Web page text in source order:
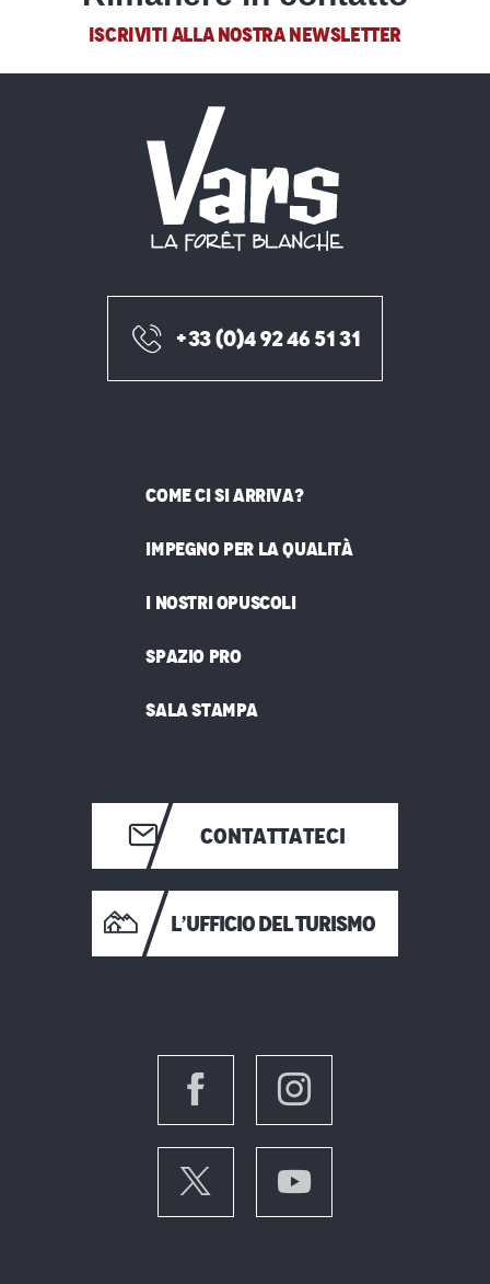
ISCRIVITI ALLA NOSTRA NEWSLETTER
+33 (0)4 92 46 51 31
COME CI SI ARRIVA?
IMPEGNO PER LA QUALITÀ
I NOSTRI OPUSCOLI
SPAZIO PRO
SALA STAMPA
CONTATTATECI
L’UFFICIO DEL TURISMO